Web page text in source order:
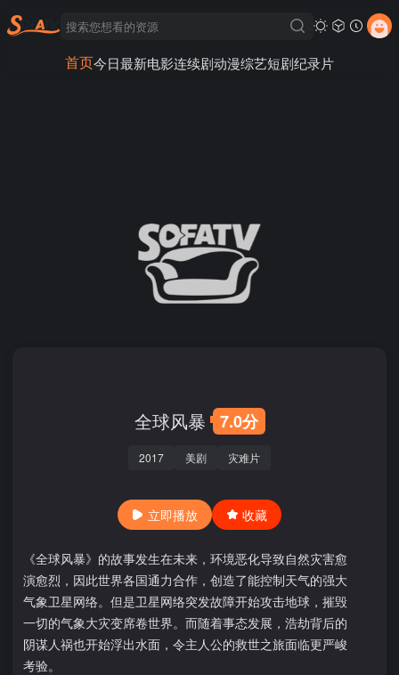
首页今日最新电影连续剧动漫综艺短剧纪录片
全球风暴 7.0分
2017 美剧 灾难片
立即播放 收藏
《全球风暴》的故事发生在未来，环境恶化导致自然灾害愈
演愈烈，因此世界各国通力合作，创造了能控制天气的强大
气象卫星网络。但是卫星网络突发故障开始攻击地球，摧毁
一切的气象大灾变席卷世界。而随着事态发展，浩劫背后的
阴谋人祸也开始浮出水面，令主人公的救世之旅面临更严峻
考验。